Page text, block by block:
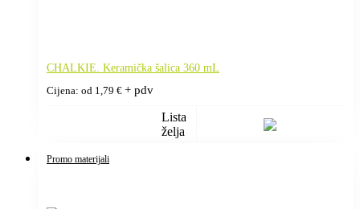
CHALKIE. Keramička šalica 360 mL
Cijena: od 1,79 € + pdv
Lista
želja
Promo materijali